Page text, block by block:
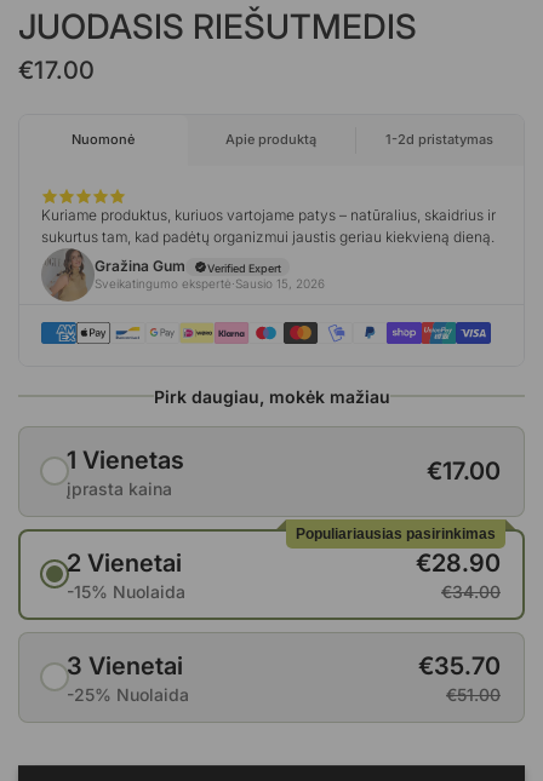
JUODASIS RIEŠUTMEDIS
€17.00
Pirk daugiau, mokėk mažiau
1 Vienetas
įprasta kaina
€17.00
Populiariausias pasirinkimas
2 Vienetai
-15% Nuolaida
€28.90
€34.00
3 Vienetai
-25% Nuolaida
€35.70
€51.00